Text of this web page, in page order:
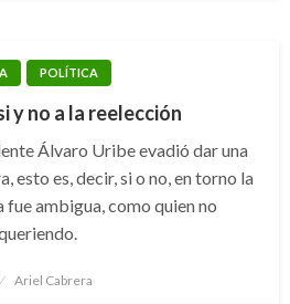
POLÍTICA
y no a la reelección
Álvaro Uribe evadió dar una
esto es, decir, si o no, en torno la
fue ambigua, como quien no
Ariel Cabrera